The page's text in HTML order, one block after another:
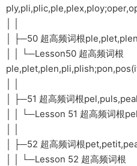
│ ├─50 超高频词根
│ │ └─Lesson50 超高频词根
│ ├─51 超高频词根
│ │ └─Lesson 51 超高频词根
│ ├─52 超高频词根
│ │ └─Lesson 52 超高频词根